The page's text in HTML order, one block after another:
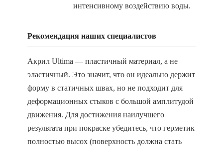
интенсивному воздействию воды.
Рекомендация наших специалистов
Акрил Ultima — пластичный материал, а не
эластичный. Это значит, что он идеально держит
форму в статичных швах, но не подходит для
деформационных стыков с большой амплитудой
движения. Для достижения наилучшего
результата при покраске убедитесь, что герметик
полностью высох (поверхность должна стать